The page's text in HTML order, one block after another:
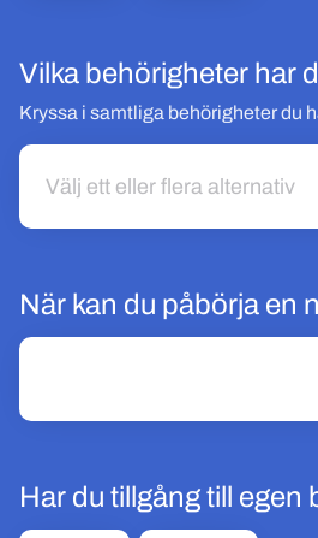
Vilka behörigheter har
Kryssa i samtliga behörigheter du
Välj ett eller flera alternativ
Välj ett eller flera alternativ
När kan du påbörja en
Har du tillgång till egen